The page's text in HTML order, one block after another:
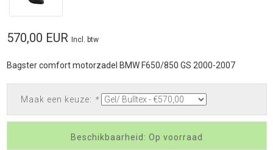
570,00 EUR Incl. btw
Bagster comfort motorzadel BMW F650/850 GS 2000-2007
Maak een keuze: *
Beschikbaarheid: Op voorraad